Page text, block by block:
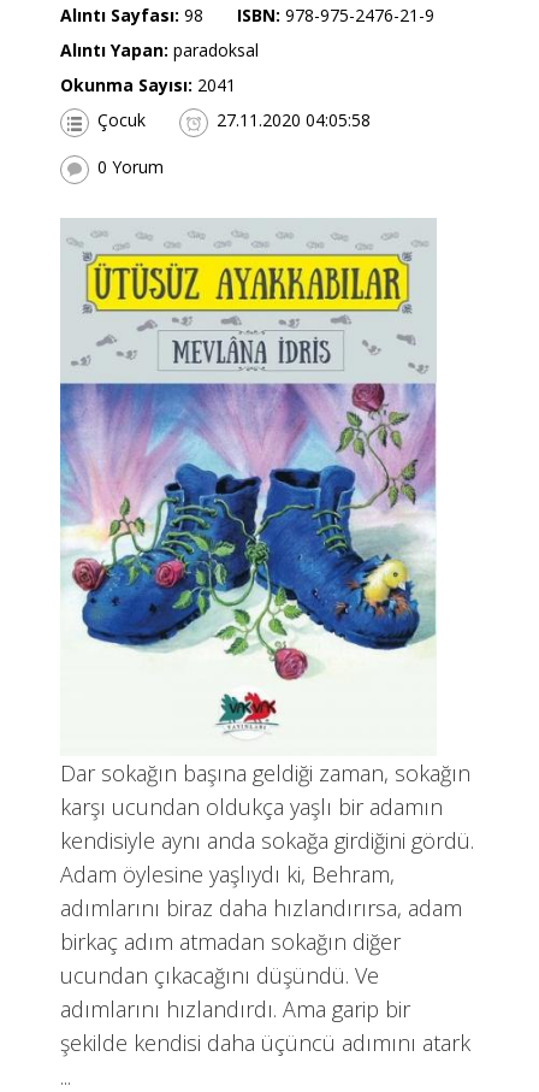
Alıntı Sayfası: 98 ISBN: 978-975-2476-21-9
Alıntı Yapan: paradoksal
Okunma Sayısı: 2041
Çocuk
27.11.2020 04:05:58
0 Yorum
Dar sokağın başına geldiği zaman, sokağın
karşı ucundan oldukça yaşlı bir adamın
kendisiyle aynı anda sokağa girdiğini gördü.
Adam öylesine yaşlıydı ki, Behram,
adımlarını biraz daha hızlandırırsa, adam
birkaç adım atmadan sokağın diğer
ucundan çıkacağını düşündü. Ve
adımlarını hızlandırdı. Ama garip bir
şekilde kendisi daha üçüncü adımını atark
...